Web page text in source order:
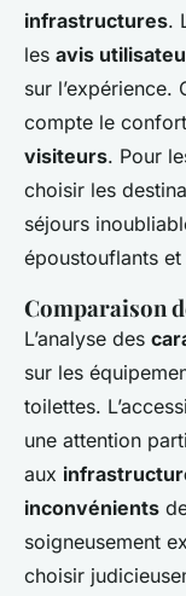
infrastructures.
les avis
sur l’expérience.
compte le
visiteurs. Pour
choisir les
séjours
époustouflants
Comparaison
L’analyse des
sur les
toilettes.
une attention
aux
inconvénients
soigneusement
choisir